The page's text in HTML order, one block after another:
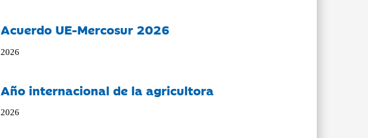
Acuerdo UE-Mercosur 2026
2026
Año internacional de la agricultora
2026